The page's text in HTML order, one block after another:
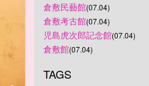
倉敷民藝館(07.04)
倉敷考古館(07.04)
児島虎次郎記念館(07.04)
倉敷館(07.04)
TAGS